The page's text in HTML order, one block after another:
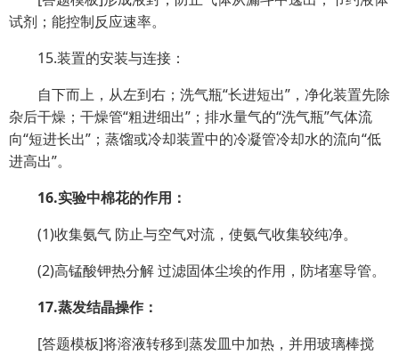
试剂；能控制反应速率。
15.装置的安装与连接：
自下而上，从左到右；洗气瓶“长进短出”，净化装置先除
杂后干燥；干燥管“粗进细出”；排水量气的“洗气瓶”气体流
向“短进长出”；蒸馏或冷却装置中的冷凝管冷却水的流向“低
进高出”。
16.实验中棉花的作用：
(1)收集氨气 防止与空气对流，使氨气收集较纯净。
(2)高锰酸钾热分解 过滤固体尘埃的作用，防堵塞导管。
17.蒸发结晶操作：
[答题模板]将溶液转移到蒸发皿中加热，并用玻璃棒搅